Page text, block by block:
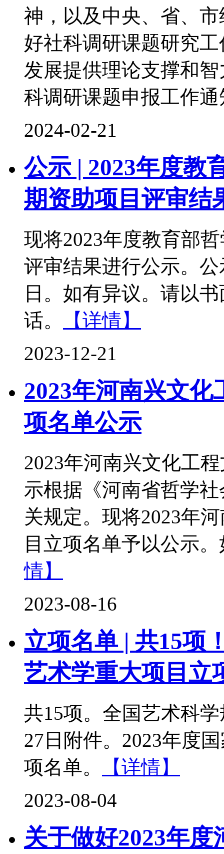
神，以及中央、省、
好社科调研课题研究
发展提供理论支撑和
科调研课题申报工作
2024-02-21
公示 | 2023年度教
期资助项目评审结
现将2023年度教育部
评审结果进行公示。
日。如有异议。请以
话。
【详情】
2023-12-21
2023年河南兴文
项名单公示
2023年河南兴文化工
示根据《河南省哲学
关规定。现将2023年
目立项名单予以公示
情】
2023-08-16
立项名单 | 共15项
艺术学重大项目立
共15项。全国艺术科
27日附件。2023年度
项名单。
【详情】
2023-08-04
关于做好2023年